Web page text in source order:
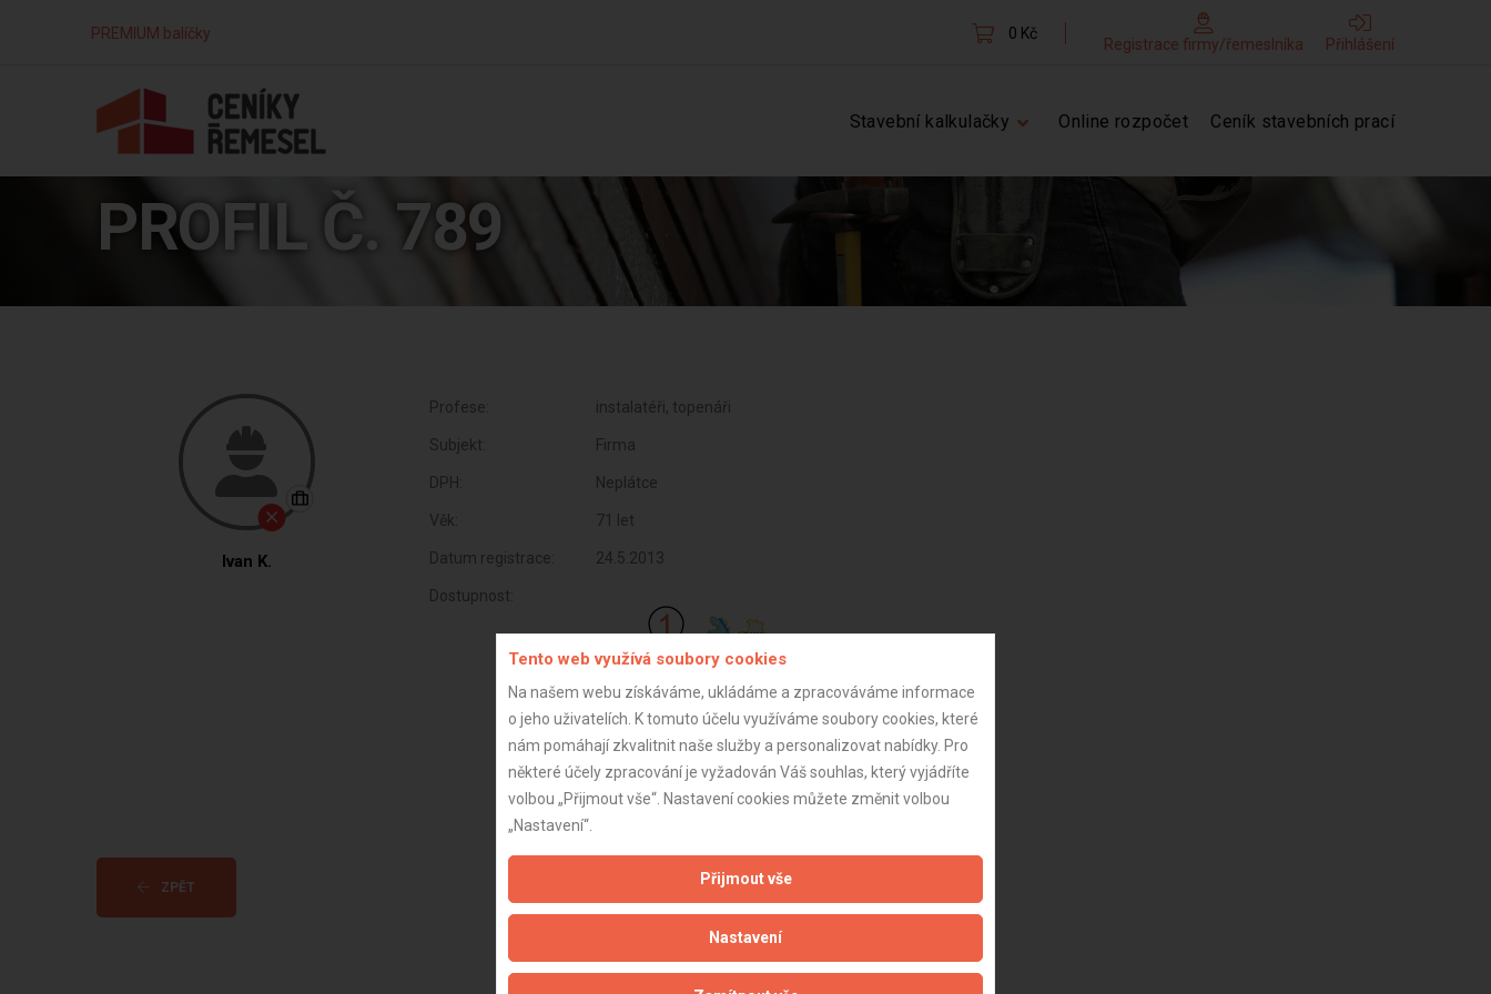
PREMIUM balíčky 0 Kč
Registrace firmy/řemeslníka Přihlášení
Stavební kalkulačky Online rozpočet Ceník stavebních prací
PROFIL Č. 789
Ivan K.
Profese: instalatéři, topenáři
Subjekt: Firma
DPH: Neplátce
Věk: 71 let
Datum registrace: 24.5.2013
Dostupnost:
ZPĚT Aktualizováno z portálu ARES dne 01.12.2025 06:15:03
Tento web využívá soubory cookies
Na našem webu získáváme, ukládáme a zpracováváme informace
o jeho uživatelích. K tomuto účelu využíváme soubory cookies, které
nám pomáhají zkvalitnit naše služby a personalizovat nabídky. Pro
některé účely zpracování je vyžadován Váš souhlas, který vyjádříte
volbou „Přijmout vše“. Nastavení cookies můžete změnit volbou
„Nastavení“.
Přijmout vše
Nastavení